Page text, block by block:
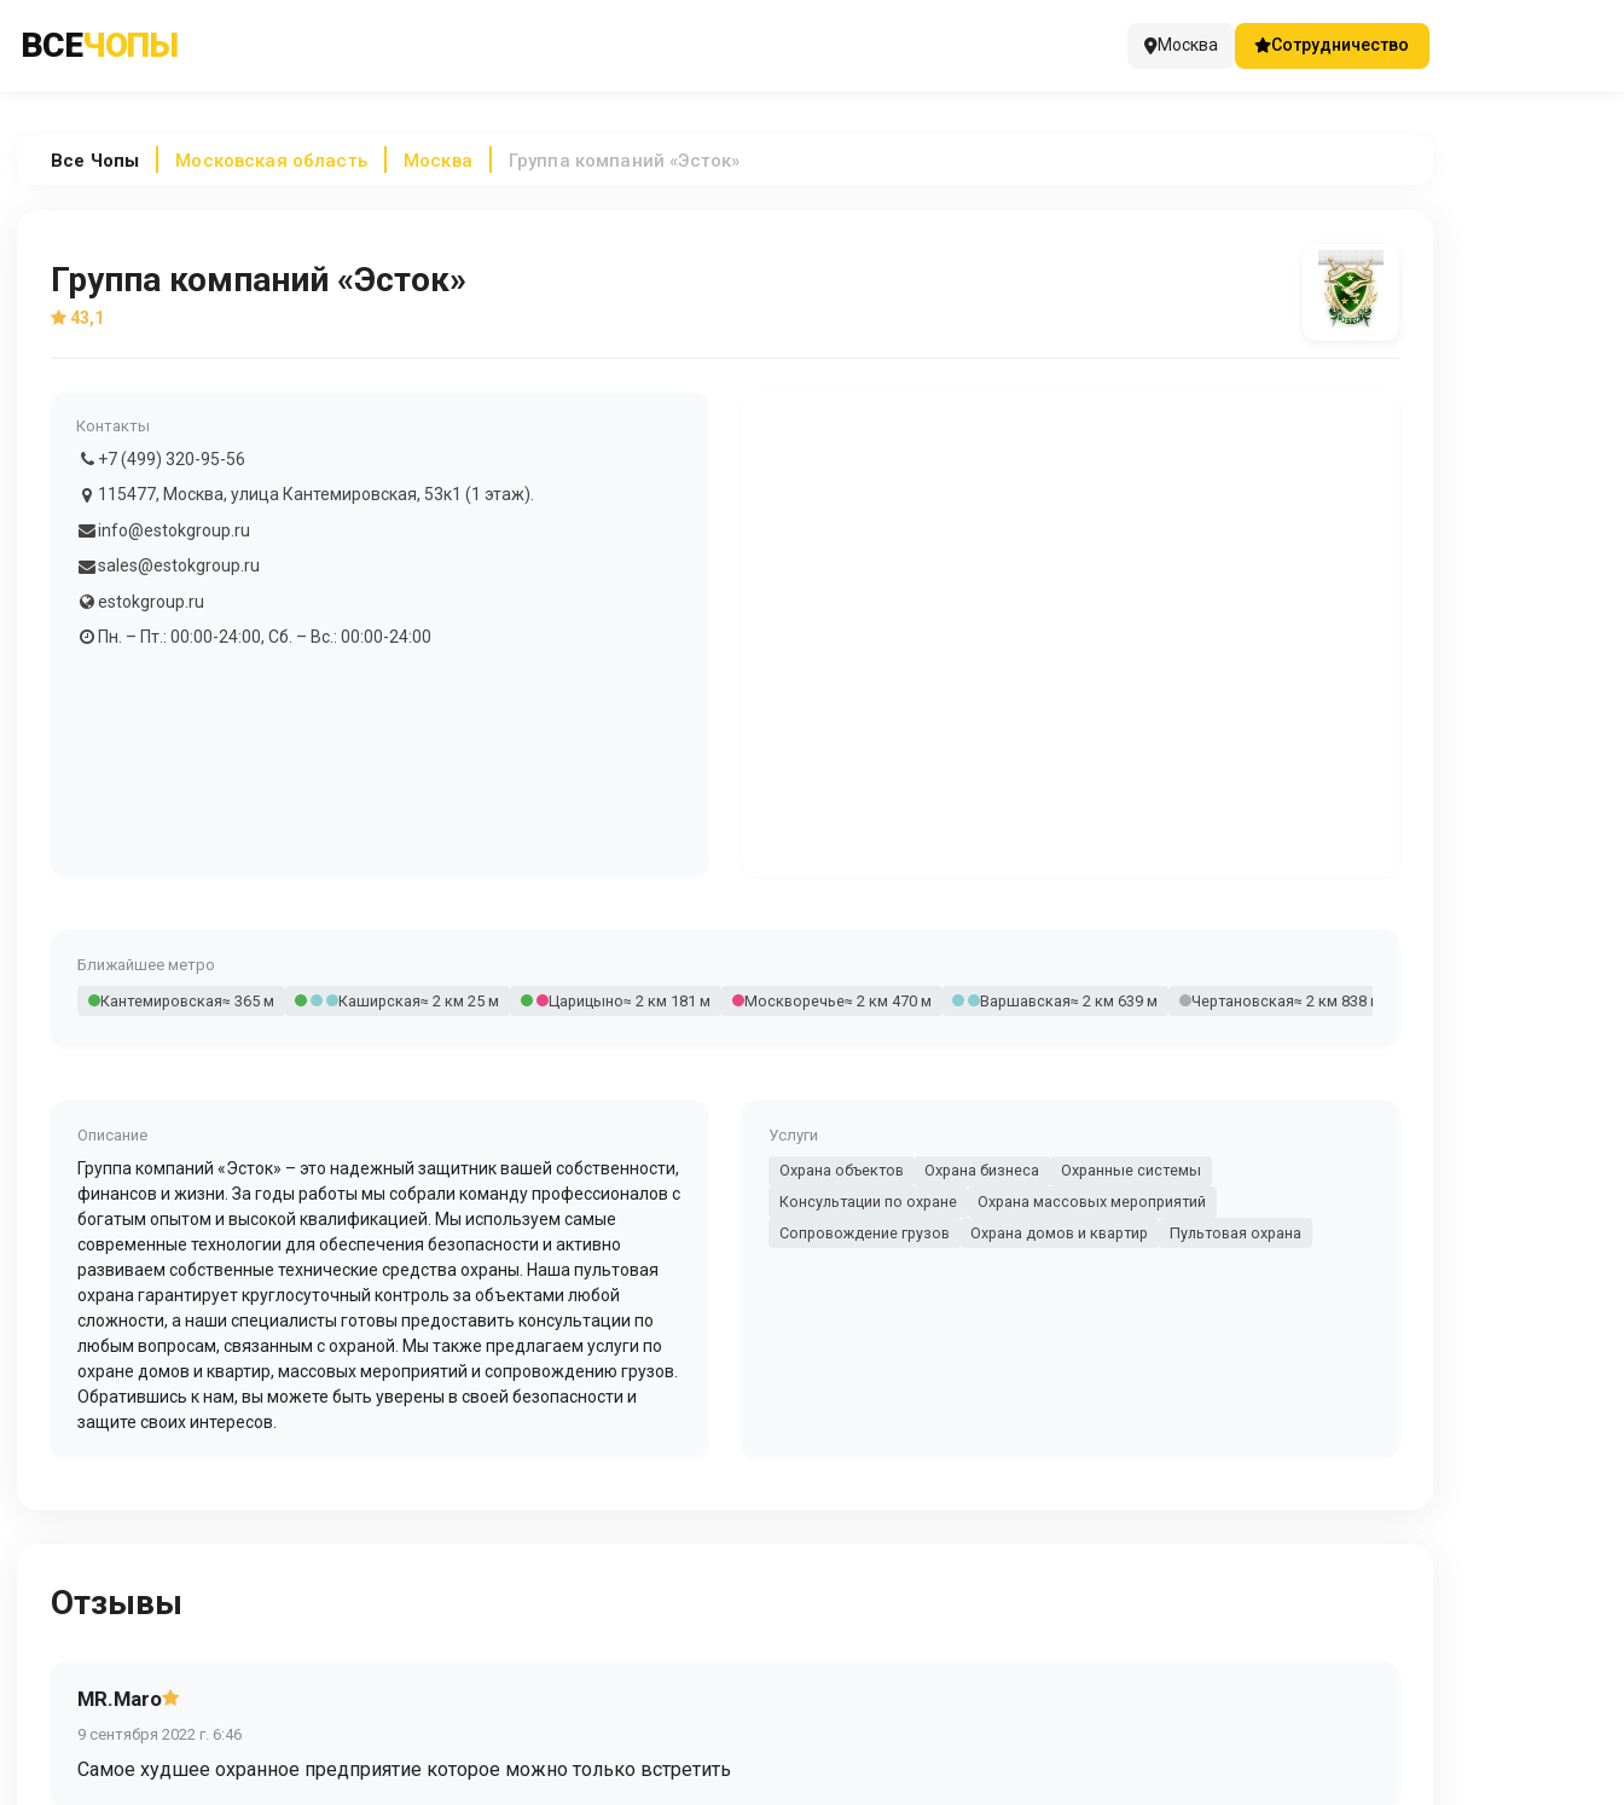
ВСЕЧОПЫ Москва Сотрудничество
Все Чопы Московская область Москва Группа компаний «Эсток»
Группа компаний «Эсток»
43,1
Контакты
+7 (499) 320-95-56
115477, Москва, улица Кантемировская, 53к1 (1 этаж).
info@estokgroup.ru
sales@estokgroup.ru
estokgroup.ru
Пн. – Пт.: 00:00-24:00, Сб. – Вс.: 00:00-24:00
Ближайшее метро
Кантемировская≈ 365 м Каширская≈ 2 км 25 м Царицыно≈ 2 км 181 м Москворечье≈ 2 км 470 м Варшавская≈ 2 км 639 м Чертановская≈ 2 км 838 м
Описание
Группа компаний «Эсток» – это надежный защитник вашей собственности,
финансов и жизни. За годы работы мы собрали команду профессионалов с
богатым опытом и высокой квалификацией. Мы используем самые
современные технологии для обеспечения безопасности и активно
развиваем собственные технические средства охраны. Наша пультовая
охрана гарантирует круглосуточный контроль за объектами любой
сложности, а наши специалисты готовы предоставить консультации по
любым вопросам, связанным с охраной. Мы также предлагаем услуги по
охране домов и квартир, массовых мероприятий и сопровождению грузов.
Обратившись к нам, вы можете быть уверены в своей безопасности и
защите своих интересов.
Услуги
Охрана объектов
Охрана бизнеса
Охранные системы
Консультации по охране
Охрана массовых мероприятий
Сопровождение грузов
Охрана домов и квартир Пультовая охрана
Отзывы
MR.Maro
9 сентября 2022 г. 6:46
Самое худшее охранное предприятие которое можно только встретить